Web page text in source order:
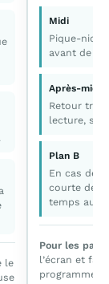
le
Midi
Pique-
avant de
Après-midi
Retour
lecture,
Plan B
En cas de
courte de
temps au
Pour les
l’écran et
programme